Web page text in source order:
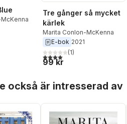
Tre gånger så mycket
kärlek
Marita Conlon-McKenna
E-bok 2021
4,0utav 5 stjärnor. Totalt
(1)
99 kr
också är intresserad av